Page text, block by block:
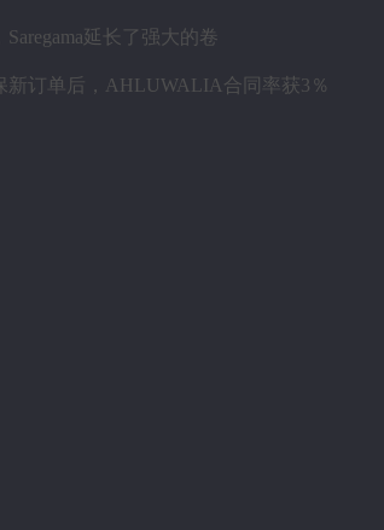
Saregama延长了强大的卷
新订单后，AHLUWALIA合同率获3％